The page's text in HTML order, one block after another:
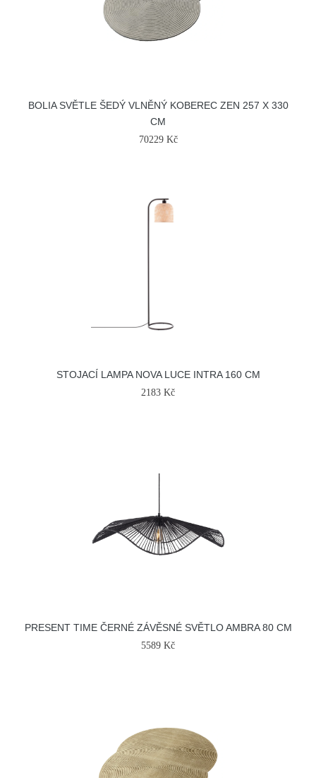
BOLIA SVĚTLE ŠEDÝ VLNĚNÝ KOBEREC ZEN 257 X 330
CM
70229 Kč
STOJACÍ LAMPA NOVA LUCE INTRA 160 CM
2183 Kč
PRESENT TIME ČERNÉ ZÁVĚSNÉ SVĚTLO AMBRA 80 CM
5589 Kč